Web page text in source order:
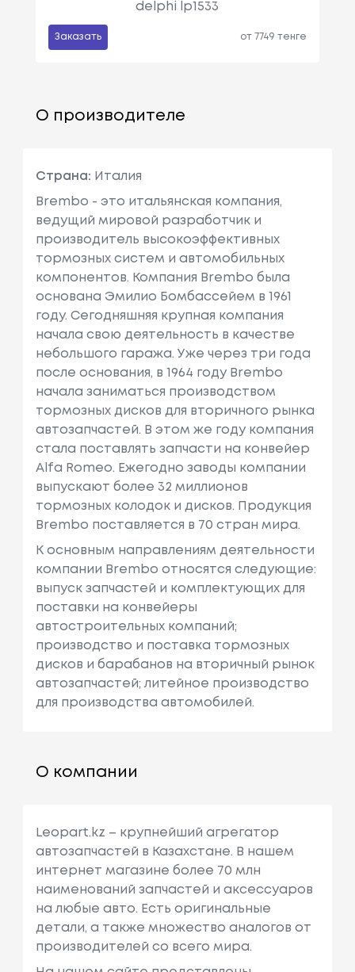
delphi lp1533
Заказать от 7749 тенге
О производителе
Страна: Италия
Brembo - это итальянская компания,
ведущий мировой разработчик и
производитель высокоэффективных
тормозных систем и автомобильных
компонентов. Компания Brembo была
основана Эмилио Бомбассейем в 1961
году. Сегодняшняя крупная компания
начала свою деятельность в качестве
небольшого гаража. Уже через три года
после основания, в 1964 году Brembo
начала заниматься производством
тормозных дисков для вторичного рынка
автозапчастей. В этом же году компания
стала поставлять запчасти на конвейер
Alfa Romeo. Ежегодно заводы компании
выпускают более 32 миллионов
тормозных колодок и дисков. Продукция
Brembo поставляется в 70 стран мира.
К основным направлениям деятельности
компании Brembo относятся следующие:
выпуск запчастей и комплектующих для
поставки на конвейеры
автостроительных компаний;
производство и поставка тормозных
дисков и барабанов на вторичный рынок
автозапчастей; литейное производство
для производства автомобилей.
О компании
Leopart.kz – крупнейший агрегатор
автозапчастей в Казахстане. В нашем
интернет магазине более 70 млн
наименований запчастей и аксессуаров
на любые авто. Есть оригинальные
детали, а также множество аналогов от
производителей со всего мира.